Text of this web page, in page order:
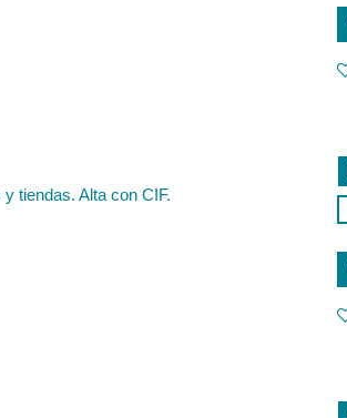
tiendas. Alta con CIF.